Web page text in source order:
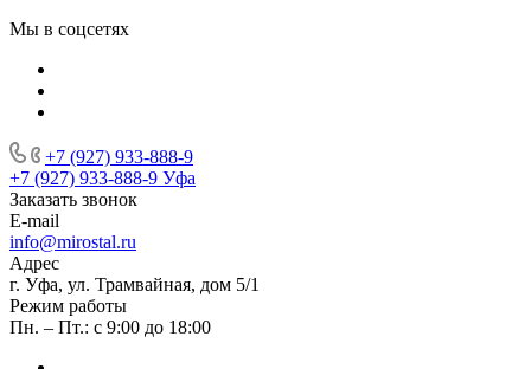
Мы в соцсетях
+7 (927) 933-888-9
+7 (927) 933-888-9 Уфа
Заказать звонок
E-mail
info@mirostal.ru
Адрес
г. Уфа, ул. Трамвайная, дом 5/1
Режим работы
Пн. – Пт.: с 9:00 до 18:00